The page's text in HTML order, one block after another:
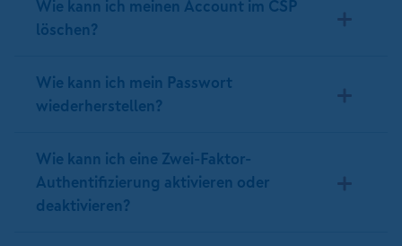
Wie kann ich meinen Account im CSP
löschen?
Wie kann ich mein Passwort
wiederherstellen?
Wie kann ich eine Zwei-Faktor-
Authentifizierung aktivieren oder
deaktivieren?